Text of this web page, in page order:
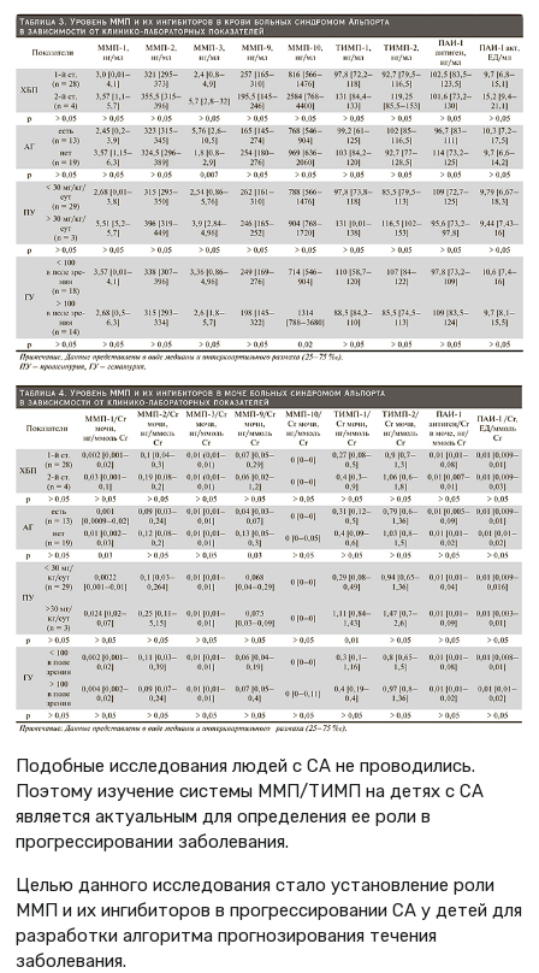
Подобные исследования людей с СА не проводились.
Поэтому изучение системы ММП/ТИМП на детях с СА
является актуальным для определения ее роли в
прогрессировании заболевания.
Целью данного исследования стало установление роли
ММП и их ингибиторов в прогрессировании СА у детей для
разработки алгоритма прогнозирования течения
заболевания.